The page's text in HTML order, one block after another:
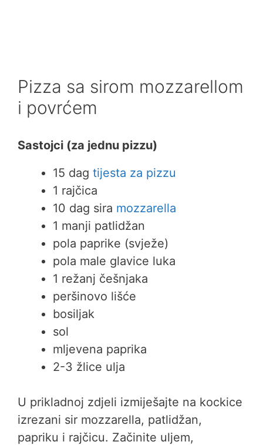
Pizza sa sirom mozzarellom
i povrćem
Sastojci (za jednu pizzu)
15 dag tijesta za pizzu
1 rajčica
10 dag sira mozzarella
1 manji patlidžan
pola paprike (svježe)
pola male glavice luka
1 režanj češnjaka
peršinovo lišće
bosiljak
sol
mljevena paprika
2-3 žlice ulja
U prikladnoj zdjeli izmiješajte na kockice
izrezani sir mozzarella, patlidžan,
papriku i rajčicu. Začinite uljem,